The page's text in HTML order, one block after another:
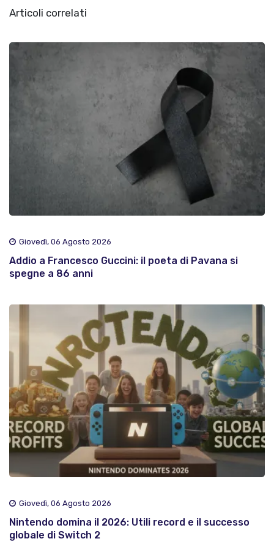
Articoli correlati
Giovedì, 06 Agosto 2026
Addio a Francesco Guccini: il poeta di Pavana si
spegne a 86 anni
Giovedì, 06 Agosto 2026
Nintendo domina il 2026: Utili record e il successo
globale di Switch 2